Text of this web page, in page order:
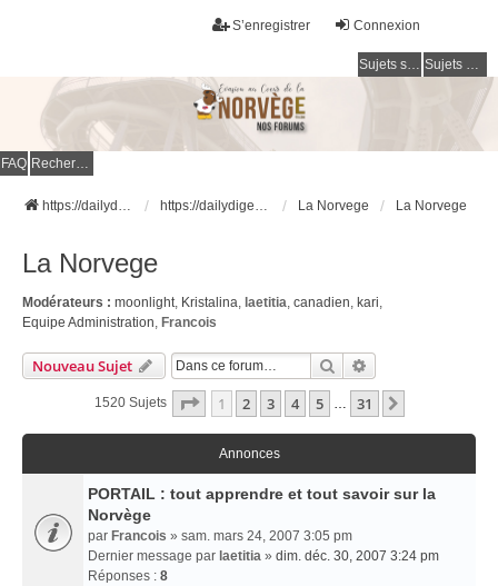
Connexion
S’enregistrer
Sujets sans réponse Sujets actifs
FAQ Rechercher
https://dailydigesthub.com https://dailydigesthub.com La Norvege La Norvege
La Norvege
Modérateurs : moonlight, Kristalina, laetitia, canadien, kari,
Equipe Administration, Francois
Nouveau Sujet Rechercher
1520 Sujets Page 1Sur31
1 2 3 4 5 … 31
Annonces
PORTAIL : tout apprendre et tout savoir sur la
Norvège
par Francois » sam. mars 24, 2007 3:05 pm
Dernier message par laetitia » dim. déc. 30, 2007 3:24 pm
Réponses : 8